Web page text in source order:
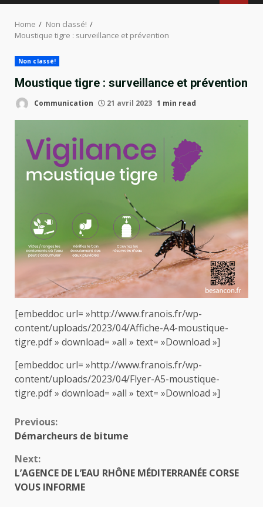
Home
Non classé!
Moustique tigre : surveillance et prévention
Non classé!
Moustique tigre : surveillance et prévention
Communication 21 avril 2023 1 min read
[embeddoc url= »http://www.franois.fr/wp-
content/uploads/2023/04/Affiche-A4-moustique-
tigre.pdf » download= »all » text= »Download »]
[embeddoc url= »http://www.franois.fr/wp-
content/uploads/2023/04/Flyer-A5-moustique-
tigre.pdf » download= »all » text= »Download »]
Continue
Previous:
Démarcheurs de bitume
Next:
L’AGENCE DE L’EAU RHÔNE MÉDITERRANÉE CORSE
VOUS INFORME